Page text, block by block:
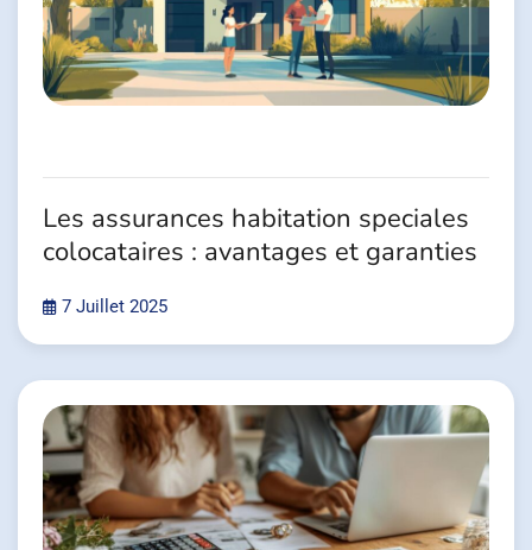
Les assurances habitation speciales
colocataires : avantages et garanties
7 Juillet 2025